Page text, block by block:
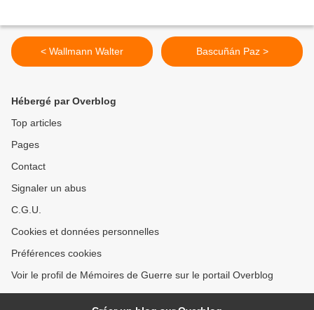
< Wallmann Walter Bascuñán Paz >
Hébergé par Overblog
Top articles
Pages
Contact
Signaler un abus
C.G.U.
Cookies et données personnelles
Préférences cookies
Voir le profil de Mémoires de Guerre sur le portail Overblog